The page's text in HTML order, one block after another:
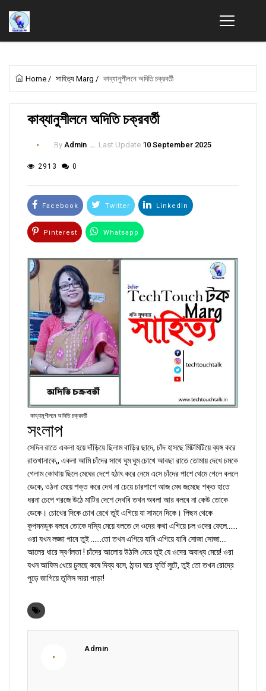
Home / সাহিত্য Marg / কাব্যানুশীলনে অদিতি চক্রবর্তী
কাব্যানুশীলনে অদিতি চক্রবর্তী
By Admin ــ Last Update 10 September 2025
2913 0
Facebook Twitter Linkedin
Pinterest Whatsapp
কাব্যানুশীলনে অদিতি চক্রবর্তী
সংলাপ
সেদিন রাতে একলা হয়ে দাঁড়িয়ে ছিলাম বাড়ির ছাদে, চাঁদ হাসছে মিটমিটিয়ে ব্যঙ্গ করে
রাতখানাকে,, একলা আমি চাঁদের সাথে ঘুম ঘুম চোখে আবছা রাতে তোমায় দেখে চমকে
গেলাম কোথায় ছিলে মেঘের দেশে হঠাৎ করে নেমে এসে চাঁদের পাশে থেমে গেলে বললে
ডেকে, ওঠনা মেয়ে শক্ত করে দেখ না চেয়ে চারপাশে আজ মেঘ জমেছে শক্ত হাতে
ধরনা চেপে গরজে উঠে মাটির দেশে দেখবি তখন অবলা আর বলবে না কেউ তোকে
ডেকে। চোখের দিকে চোখ রেখে তুই এগিয়ে যা সামনে দিকে। পিছন থেকে
কূপমনডূক বলবে তোকে দস্যি মেয়ে বলতে দে ওদের কথা এগিয়ে চল ওদের ফেলে......
ওরা যখন লজ্জা পাবে তুই ......তো তখন এগিয়ে যাবি এগিয়ে যাবি সোজা সোজা....
আলের ধারে স্বর্ণলতা ! চাঁদের আলোয় উঠলি নেয়ে তুই যে ওদের অবাধ্য মেয়ে! ওরা
যখন আফিম খেয়ে ঢুলছে কষে দিব্য বসে, ঠান্ডা ঘরে ফূর্তি লুটে, তুই তো তখন রোদ্রে
পুড়ে জাগিয়ে তুলিস সারা পাড়া!
Admin